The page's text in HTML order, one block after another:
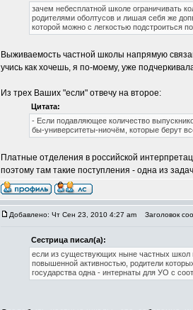
зачем небесплатной школе ограничивать
родителями оболтусов и лишая себя же
которой можно с легкостью подстроиться
Выживаемость частной школы напрямую
учись как хочешь, я по-моему, уже
Из трех Ваших "если" отвечу на второе:
Цитата:
- Если подавляющее количество
бы-университеты-ниочём, которые берут
Платные отделения в российской
поэтому там такие поступления - одна из
Добавлено: Чт Сен 23, 2010 4:27 am Заголовок
Сестрица писал(а):
если из существующих ныне частных школ
повышенной активностью, родители
государства одна - интернаты для УО с